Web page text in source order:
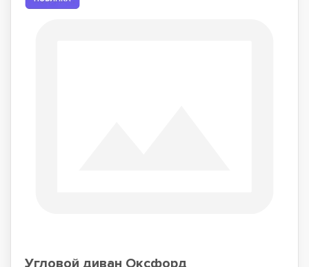
Угловой диван Оксфорд